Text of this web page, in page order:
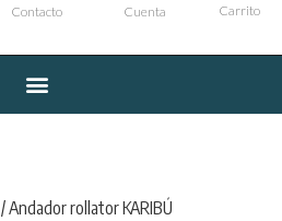
Contacto Cuenta Carrito
/ Andador rollator KARIBÚ